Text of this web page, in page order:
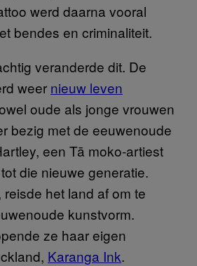
werd daarna vooral
bendes en criminaliteit.
veranderde dit. De
weer nieuw leven
oude als jonge vrouwen
bezig met de eeuwenoude
een Tā moko-artiest
die nieuwe generatie.
het land af om te
kunstvorm.
ze haar eigen
Karanga Ink.